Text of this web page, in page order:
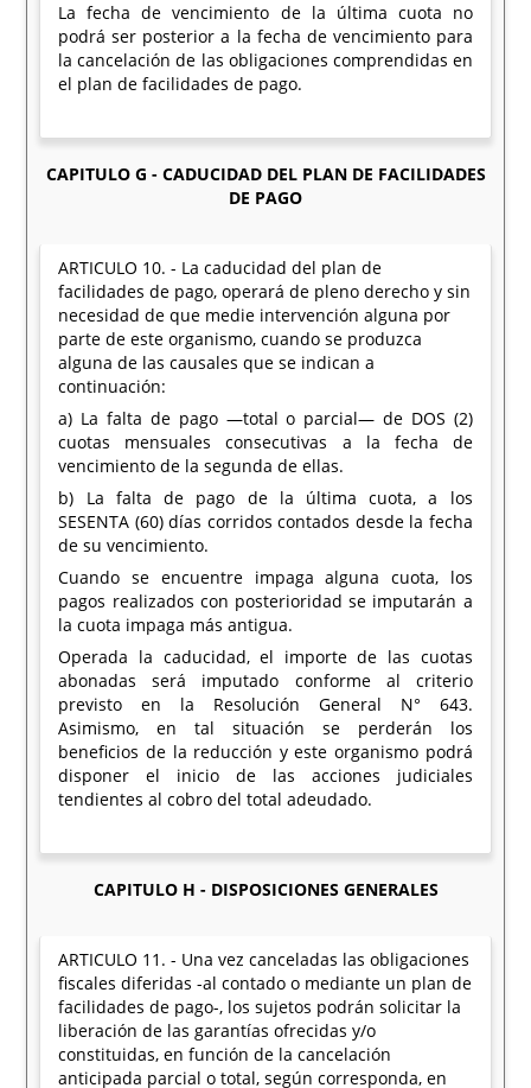
La fecha de vencimiento de la última cuota no
podrá ser posterior a la fecha de vencimiento para
la cancelación de las obligaciones comprendidas en
el plan de facilidades de pago.
CAPITULO G - CADUCIDAD DEL PLAN DE FACILIDADES
DE PAGO
ARTICULO 10. - La caducidad del plan de
facilidades de pago, operará de pleno derecho y sin
necesidad de que medie intervención alguna por
parte de este organismo, cuando se produzca
alguna de las causales que se indican a
continuación:
a) La falta de pago —total o parcial— de DOS (2)
cuotas mensuales consecutivas a la fecha de
vencimiento de la segunda de ellas.
b) La falta de pago de la última cuota, a los
SESENTA (60) días corridos contados desde la fecha
de su vencimiento.
Cuando se encuentre impaga alguna cuota, los
pagos realizados con posterioridad se imputarán a
la cuota impaga más antigua.
Operada la caducidad, el importe de las cuotas
abonadas será imputado conforme al criterio
previsto en la Resolución General N° 643.
Asimismo, en tal situación se perderán los
beneficios de la reducción y este organismo podrá
disponer el inicio de las acciones judiciales
tendientes al cobro del total adeudado.
CAPITULO H - DISPOSICIONES GENERALES
ARTICULO 11. - Una vez canceladas las obligaciones
fiscales diferidas -al contado o mediante un plan de
facilidades de pago-, los sujetos podrán solicitar la
liberación de las garantías ofrecidas y/o
constituidas, en función de la cancelación
anticipada parcial o total, según corresponda, en